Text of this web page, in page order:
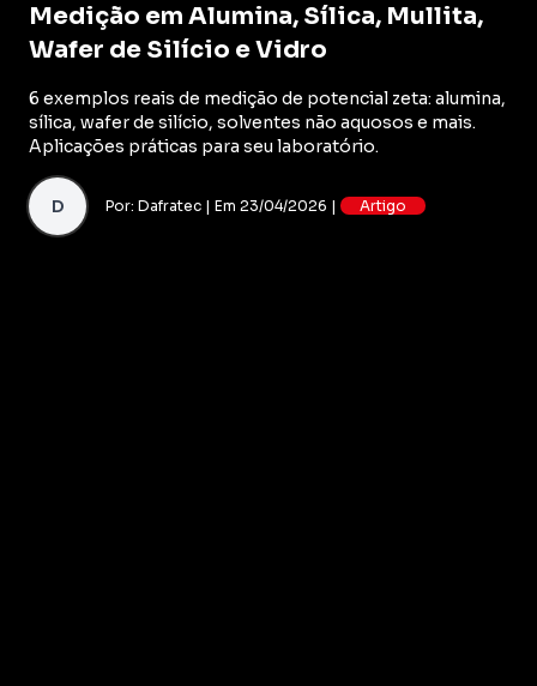
Medição em Alumina, Sílica, Mullita,
Wafer de Silício e Vidro
6 exemplos reais de medição de potencial zeta: alumina,
sílica, wafer de silício, solventes não aquosos e mais.
Aplicações práticas para seu laboratório.
D Por: Dafratec | Em 23/04/2026 | Artigo